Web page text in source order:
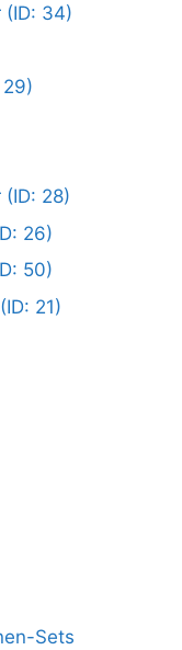
(ID: 34)
28)
26)
50)
21)
Sets